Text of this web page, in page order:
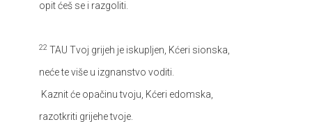
opit ćeš se i razgoliti.
22 TAU Tvoj grijeh je iskupljen, Kćeri sionska,
neće te više u izgnanstvo voditi.
Kaznit će opačinu tvoju, Kćeri edomska,
razotkriti grijehe tvoje.